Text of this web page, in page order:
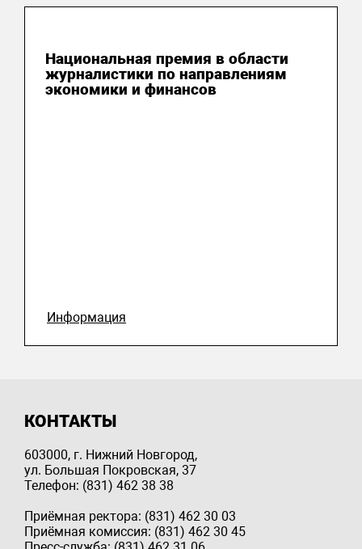
Национальная премия в области
журналистики по направлениям
экономики и финансов
Информация
КОНТАКТЫ
603000, г. Нижний Новгород,
ул. Большая Покровская, 37
Телефон: (831) 462 38 38
Приёмная ректора: (831) 462 30 03
Приёмная комиссия: (831) 462 30 45